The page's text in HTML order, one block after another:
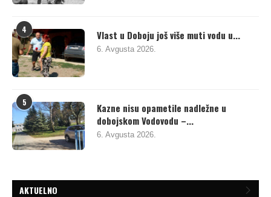
4 Vlast u Doboju još više muti vodu u...
6. Avgusta 2026.
5
Kazne nisu opametile nadležne u
dobojskom Vodovodu –...
6. Avgusta 2026.
AKTUELNO